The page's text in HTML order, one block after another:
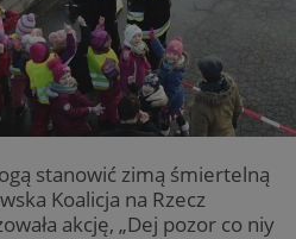
stanowić zimą śmiertelną
Koalicja na Rzecz
akcję, „Dej pozor co niy